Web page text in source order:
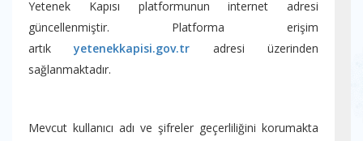
Yetenek Kapısı platformunun internet adresi
güncellenmiştir. Platforma erişim
artıkyetenekkapisi.gov.tr adresi üzerinden
sağlanmaktadır.
Mevcut kullanıcı adı ve şifreler geçerliliğini korumakta